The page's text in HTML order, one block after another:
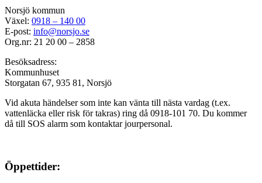
Norsjö kommun
Växel: 0918 – 140 00
E-post: info@norsjo.se
Org.nr: 21 20 00 – 2858
Besöksadress:
Kommunhuset
Storgatan 67, 935 81, Norsjö
Vid akuta händelser som inte kan vänta till nästa vardag (t.ex.
vattenläcka ellerrisk för takras) ring då 0918-101 70. Du kommer
då till SOS alarm som kontaktar jourpersonal.
Öppettider: